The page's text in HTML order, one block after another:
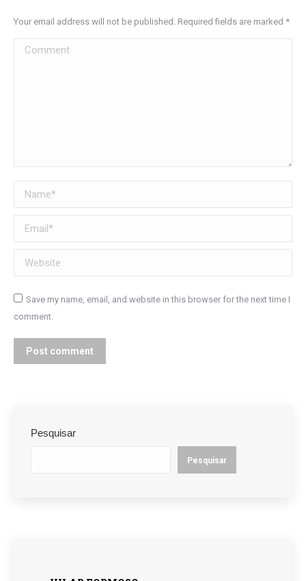
Your email address will not be published. Required fields are marked *
Comment
Name *
Email *
Website
Save my name, email, and website in this browser for the next time I
comment.
Post comment
Pesquisar
Pesquisar